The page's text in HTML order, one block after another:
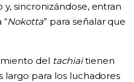
sincronizándose, entran
Nokotta” para señalar que
del tachiaitienen
para los luchadores